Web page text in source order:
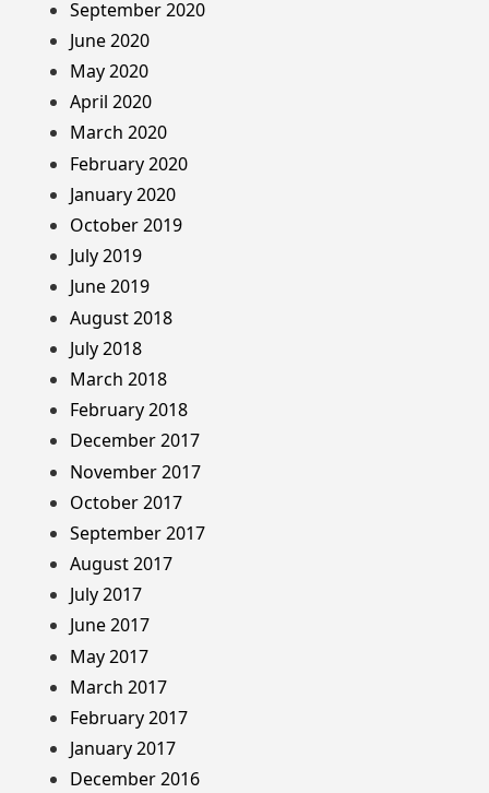
September 2020
June 2020
May 2020
April 2020
March 2020
February 2020
January 2020
October 2019
July 2019
June 2019
August 2018
July 2018
March 2018
February 2018
December 2017
November 2017
October 2017
September 2017
August 2017
July 2017
June 2017
May 2017
March 2017
February 2017
January 2017
December 2016